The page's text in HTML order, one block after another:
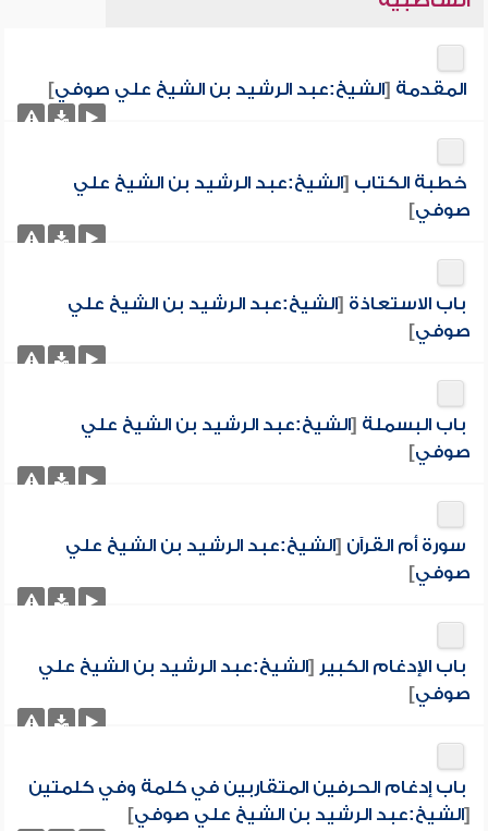
المقدمة [الشيخ:عبد الرشيد بن الشيخ علي صوفي]
خطبة الكتاب [الشيخ:عبد الرشيد بن الشيخ علي
صوفي]
باب الاستعاذة [الشيخ:عبد الرشيد بن الشيخ علي
صوفي]
باب البسملة [الشيخ:عبد الرشيد بن الشيخ علي
صوفي]
سورة أم القرآن [الشيخ:عبد الرشيد بن الشيخ علي
صوفي]
باب الإدغام الكبير [الشيخ:عبد الرشيد بن الشيخ علي
صوفي]
باب إدغام الحرفين المتقاربين في كلمة وفي كلمتين
[الشيخ:عبد الرشيد بن الشيخ علي صوفي]